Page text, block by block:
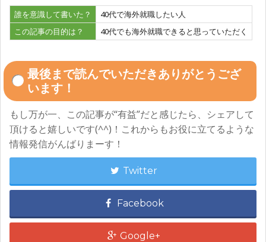
誰を意識して書いた？
40代で海外就職したい人
この記事の目的は？
40代でも海外就職できると思っていただく
最後まで読んでいただきありがとうござ
います！
もし万が一、この記事が“有益”だと感じたら、シェアして
頂けると嬉しいです(^^)！これからもお役に立てるような
情報発信がんばりまーす！
Twitter
Facebook
Google+